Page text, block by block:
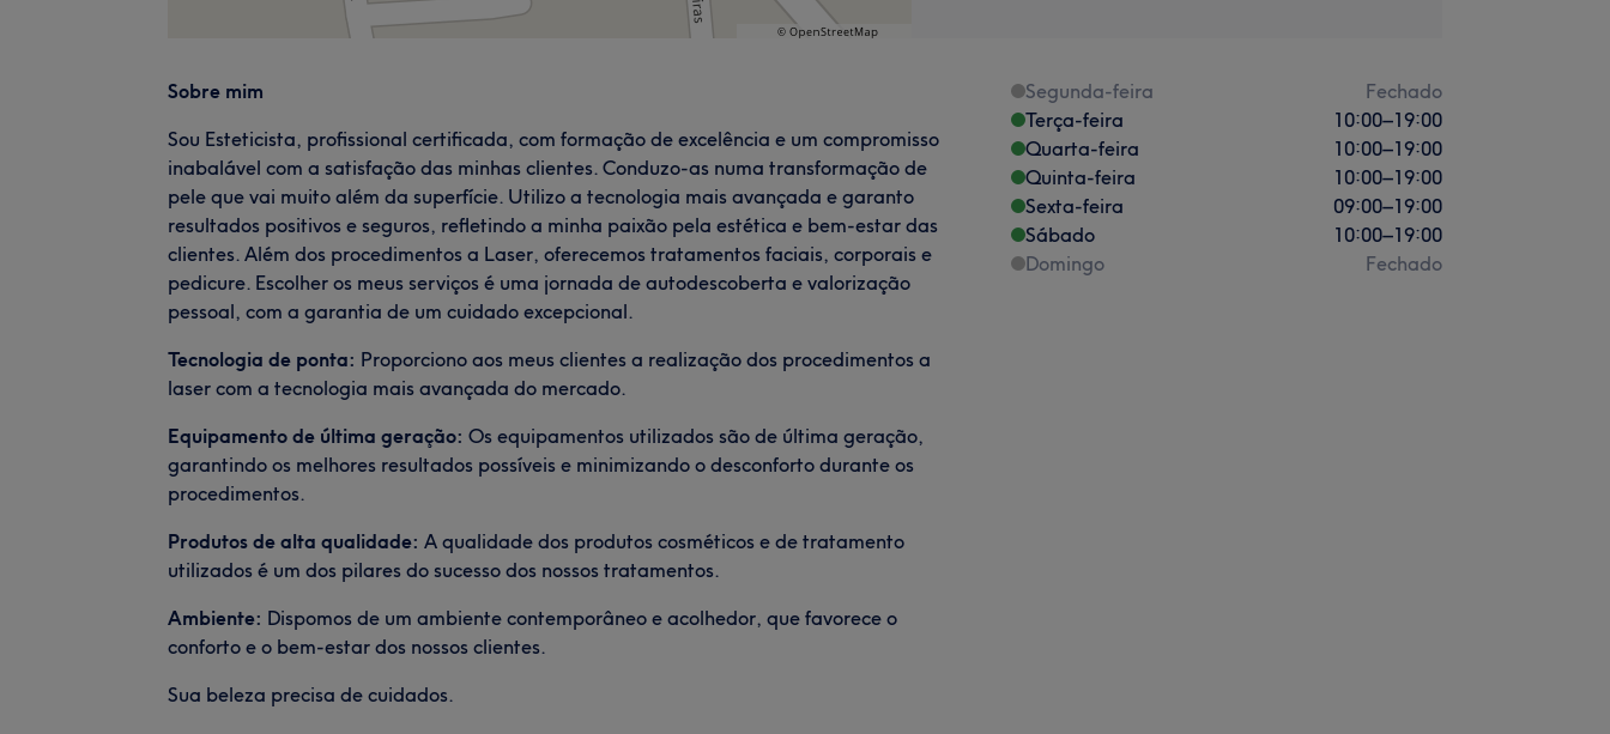
Sobre mim
Sou Esteticista, profissional certificada, com formação de excelência e um compromisso
inabalável com a satisfação das minhas clientes. Conduzo-as numa transformação de
pele que vai muito além da superfície. Utilizo a tecnologia mais avançada e garanto
resultados positivos e seguros, refletindo a minha paixão pela estética e bem-estar das
clientes. Além dos procedimentos a Laser, oferecemos tratamentos faciais, corporais e
pedicure. Escolher os meus serviços é uma jornada de autodescoberta e valorização
pessoal, com a garantia de um cuidado excepcional.
Tecnologia de ponta: Proporciono aos meus clientes a realização dos procedimentos a
laser com a tecnologia mais avançada do mercado.
Equipamento de última geração: Os equipamentos utilizados são de última geração,
garantindo os melhores resultados possíveis e minimizando o desconforto durante os
procedimentos.
Produtos de alta qualidade: A qualidade dos produtos cosméticos e de tratamento
utilizados é um dos pilares do sucesso dos nossos tratamentos.
Ambiente: Dispomos de um ambiente contemporâneo e acolhedor, que favorece o
conforto e o bem-estar dos nossos clientes.
Sua beleza precisa de cuidados.
Segunda-feira
Fechado
Terça-feira
10:00–19:00
Quarta-feira
10:00–19:00
Quinta-feira
10:00–19:00
Sexta-feira
09:00–19:00
Sábado
10:00–19:00
Domingo
Fechado